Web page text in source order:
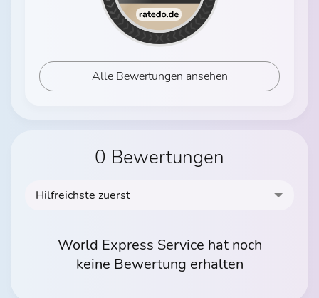
Alle Bewertungen ansehen
0 Bewertungen
Hilfreichste zuerst
World Express Service hat noch
keine Bewertung erhalten